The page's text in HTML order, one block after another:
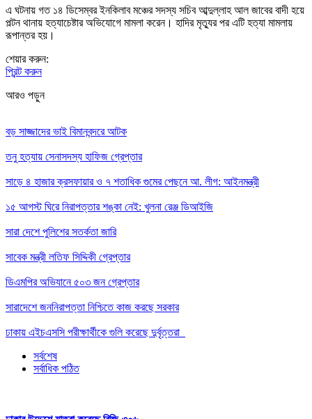
এ ঘটনায় গত ১৪ ডিসেম্বর ইনকিলাব মঞ্চের সদস্য সচিব আব্দুল্লাহ আল জাবের বাদী হয়ে
পল্টন থানায় হত্যাচেষ্টার অভিযোগে মামলা করেন। হাদির মৃত্যুর পর এটি হত্যা মামলায়
রূপান্তর হয়।
শেয়ার করুন:
প্রিন্ট করুন
আরও পড়ুন
বড় সাজ্জাদের ভাই বিমানবন্দরে আটক
তনু হত্যায় সেনাসদস্য হাফিজ গ্রেপ্তার
সাড়ে ৪ হাজার ক্রসফায়ার ও ৭ শতাধিক গুমের পেছনে আ. লীগ: আইনমন্ত্রী
১৫ আগস্ট ঘিরে নিরাপত্তার শঙ্কা নেই: খুলনা রেঞ্জ ডিআইজি
সারা দেশে পুলিশের সতর্কতা জারি
সাবেক মন্ত্রী লতিফ সিদ্দিকী গ্রেপ্তার
ডিএমপির অভিযানে ৫০৩ জন গ্রেপ্তার
সারাদেশে জননিরাপত্তা নিশ্চিতে কাজ করছে সরকার
ঢাকায় এইচএসসি পরীক্ষার্থীকে গুলি করেছে দুর্বৃত্তরা
সর্বশেষ
সর্বাধিক পঠিত